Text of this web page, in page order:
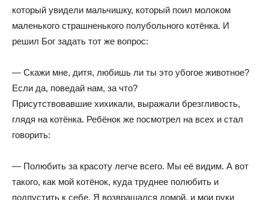
который увидели мальчишку, который поил молоком
маленького страшненького полубольного котёнка. И
решил Бог задать тот же вопрос:
— Скажи мне, дитя, любишь ли ты это убогое животное?
Если да, поведай нам, за что?
Присутствовавшие хихикали, выражали брезгливость,
глядя на котёнка. Ребёнок же посмотрел на всех и стал
говорить:
— Полюбить за красоту легче всего. Мы её видим. А вот
такого, как мой котёнок, куда труднее полюбить и
подпустить к себе. Я возвращался домой, и мои руки